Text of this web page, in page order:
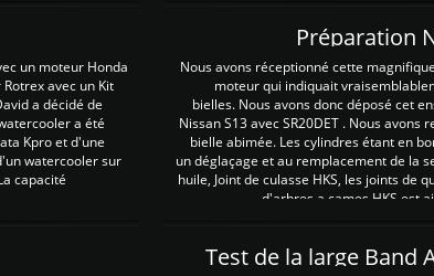
un moteur Honda
avec un Kit
a décidé de
a été
Kpro et d'une
watercooler sur
capacité
Préparation
Nous avons réceptionné cette
moteur qui indiquait
bielles. Nous avons donc déposé cet
Nissan S13 avec SR20DET . Nous
bielle abimée. Les cylindres étant en
un déglaçage et au remplacement de la
huile, Joint de culasse HKS, les joints de
d'arbres a cames HKS est
Test de la large Band